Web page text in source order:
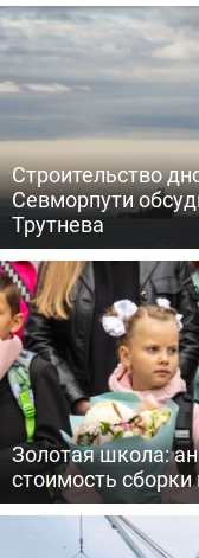
Строительство
Севморпути
Трутнева
Золотая школа:
стоимость